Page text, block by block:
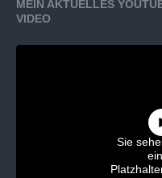
MEIN AKTUELLES
VIDEO
Sie